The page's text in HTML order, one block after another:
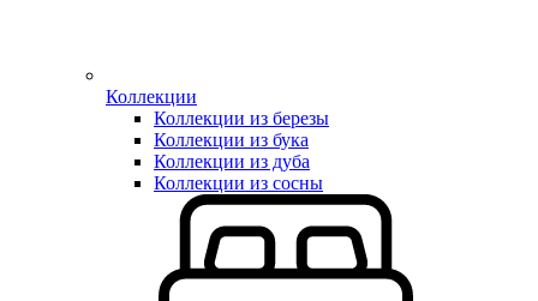
Коллекции
Коллекции из березы
Коллекции из бука
Коллекции из дуба
Коллекции из сосны